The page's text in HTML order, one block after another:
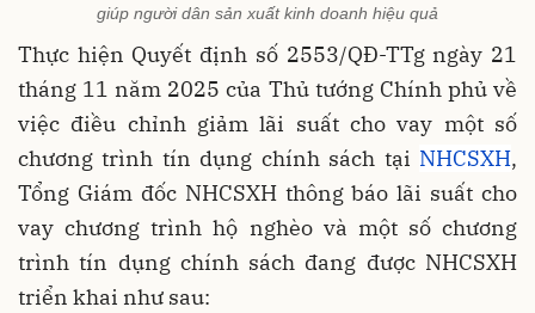
giúp người dân sản xuất kinh doanh hiệu quả
Thực hiện Quyết định số 2553/QĐ-TTg ngày 21
tháng 11 năm 2025 của Thủ tướng Chính phủ về
việc điều chỉnh giảm lãi suất cho vay một số
chương trình tín dụng chính sách tại NHCSXH,
Tổng Giám đốc NHCSXH thông báo lãi suất cho
vay chương trình hộ nghèo và một số chương
trình tín dụng chính sách đang được NHCSXH
triển khai như sau: